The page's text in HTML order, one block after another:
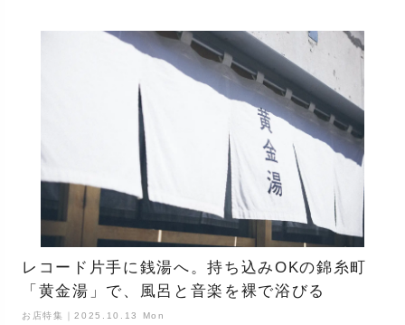
レコード片手に銭湯へ。持ち込みOKの錦糸町
「黄金湯」で、風呂と音楽を裸で浴びる
お店特集｜2025.10.13 Mon